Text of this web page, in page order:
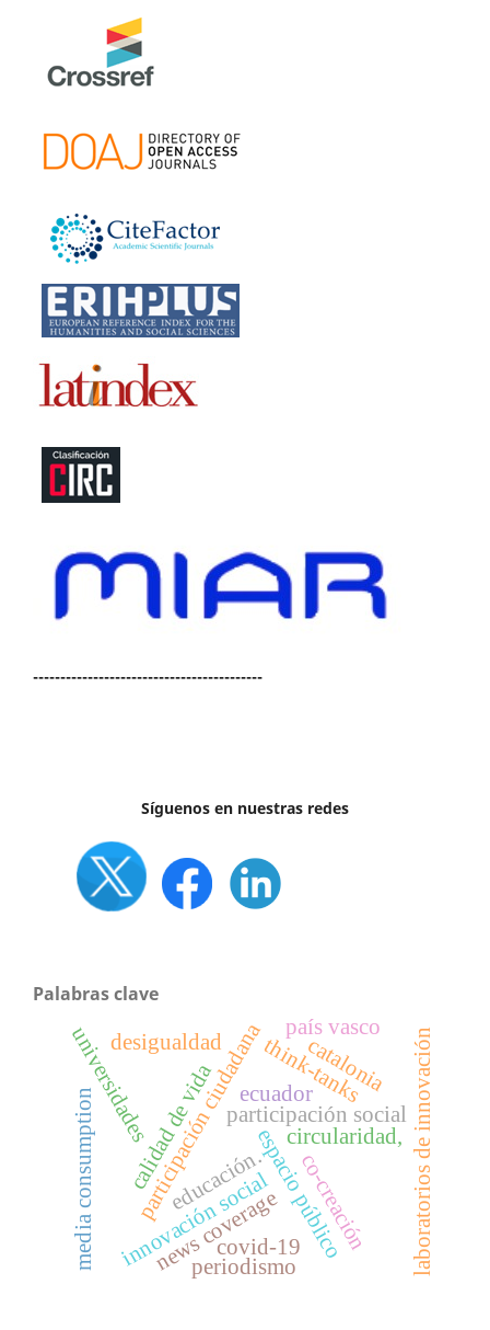
------------------------------------------
Síguenos en nuestras redes
Palabras clave
participación social
participación ciudadanaespacio público
calidad de vida
i
n
n
o
v
a
c
i
ó
n
s
o
c
i
a
l
universidades circularidad, laboratorios de innovación
co-creación
think-tanks
ecuador
desigualdad
media consumption news coverage
catalonia
covid-19
periodismo
educación.
país vasco